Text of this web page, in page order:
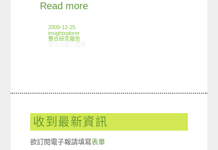
Read more
2009-12-25
insightxplorer
整合研究報告
收到最新資訊
欲訂閱電子報請填寫表單